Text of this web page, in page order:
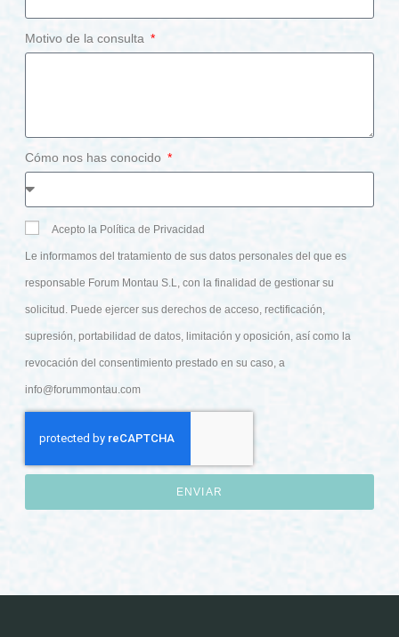
Motivo de la consulta
Cómo nos has conocido
Acepto la Política de Privacidad
Le informamos del tratamiento de sus datos personales del que es
responsable Forum Montau S.L, con la finalidad de gestionar su
solicitud. Puede ejercer sus derechos de acceso, rectificación,
supresión, portabilidad de datos, limitación y oposición, así como la
revocación del consentimiento prestado en su caso, a
info@forummontau.com
ENVIAR